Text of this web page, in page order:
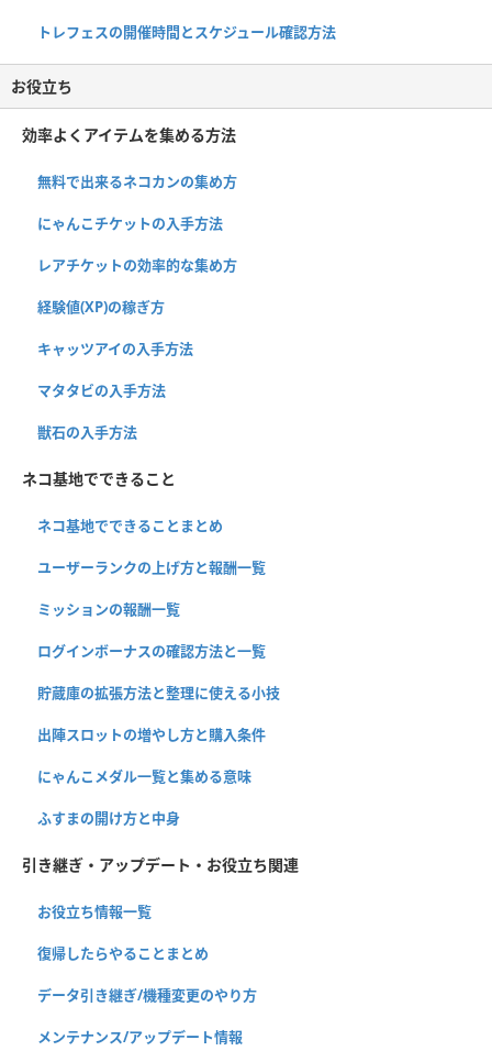
トレフェスの開催時間とスケジュール確認方法
お役立ち
効率よくアイテムを集める方法
無料で出来るネコカンの集め方
にゃんこチケットの入手方法
レアチケットの効率的な集め方
経験値(XP)の稼ぎ方
キャッツアイの入手方法
マタタビの入手方法
獣石の入手方法
ネコ基地でできること
ネコ基地でできることまとめ
ユーザーランクの上げ方と報酬一覧
ミッションの報酬一覧
ログインボーナスの確認方法と一覧
貯蔵庫の拡張方法と整理に使える小技
出陣スロットの増やし方と購入条件
にゃんこメダル一覧と集める意味
ふすまの開け方と中身
引き継ぎ・アップデート・お役立ち関連
お役立ち情報一覧
復帰したらやることまとめ
データ引き継ぎ/機種変更のやり方
メンテナンス/アップデート情報